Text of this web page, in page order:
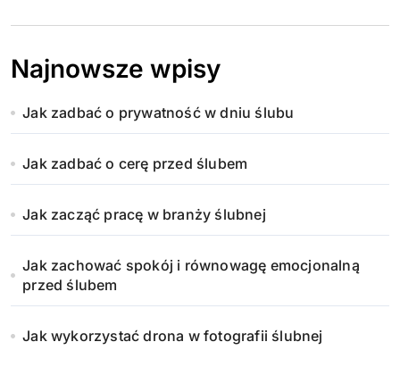
Najnowsze wpisy
Jak zadbać o prywatność w dniu ślubu
Jak zadbać o cerę przed ślubem
Jak zacząć pracę w branży ślubnej
Jak zachować spokój i równowagę emocjonalną
przed ślubem
Jak wykorzystać drona w fotografii ślubnej